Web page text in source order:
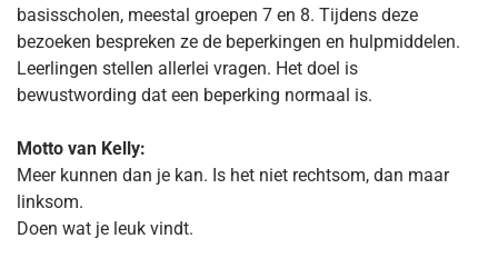
basisscholen, meestal groepen 7 en 8. Tijdens deze
bezoeken bespreken ze de beperkingen en hulpmiddelen.
Leerlingen stellen allerlei vragen. Het doel is
bewustwording dat een beperking normaal is.
Motto van Kelly:
Meer kunnen dan je kan. Is het niet rechtsom, dan maar
linksom.
Doen wat je leuk vindt.